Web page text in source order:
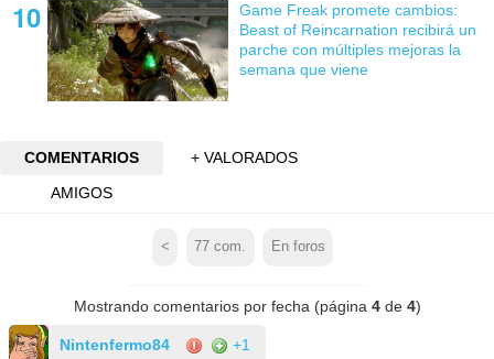
Game Freak promete cambios:
Beast of Reincarnation recibirá un
parche con múltiples mejoras la
semana que viene
COMENTARIOS
+ VALORADOS
AMIGOS
< 77 com. En foros
Mostrando comentarios por fecha (página 4de 4)
Nintenfermo84 +1